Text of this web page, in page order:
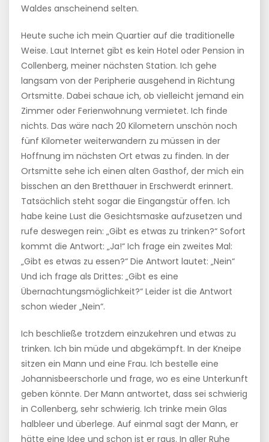
Waldes anscheinend selten.
Heute suche ich mein Quartier auf die traditionelle
Weise. Laut Internet gibt es kein Hotel oder Pension in
Collenberg, meiner nächsten Station. Ich gehe
langsam von der Peripherie ausgehend in Richtung
Ortsmitte. Dabei schaue ich, ob vielleicht jemand ein
Zimmer oder Ferienwohnung vermietet. Ich finde
nichts. Das wäre nach 20 Kilometern unschön noch
fünf Kilometer weiterwandern zu müssen in der
Hoffnung im nächsten Ort etwas zu finden. In der
Ortsmitte sehe ich einen alten Gasthof, der mich ein
bisschen an den Bretthauer in Erschwerdt erinnert.
Tatsächlich steht sogar die Eingangstür offen. Ich
habe keine Lust die Gesichtsmaske aufzusetzen und
rufe deswegen rein: „Gibt es etwas zu trinken?“ Sofort
kommt die Antwort: „Ja!“ Ich frage ein zweites Mal:
„Gibt es etwas zu essen?“ Die Antwort lautet: „Nein“
Und ich frage als Drittes: „Gibt es eine
Übernachtungsmöglichkeit?“ Leider ist die Antwort
schon wieder „Nein“.
Ich beschließe trotzdem einzukehren und etwas zu
trinken. Ich bin müde und abgekämpft. In der Kneipe
sitzen ein Mann und eine Frau. Ich bestelle eine
Johannisbeerschorle und frage, wo es eine Unterkunft
geben könnte. Der Mann antwortet, dass sei schwierig
in Collenberg, sehr schwierig. Ich trinke mein Glas
halbleer und überlege. Auf einmal sagt der Mann, er
hätte eine Idee und schon ist er raus. In aller Ruhe